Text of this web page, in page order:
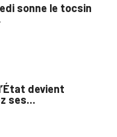
sonne le tocsin
devient
ses...